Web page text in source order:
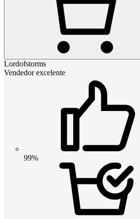
Lordofstorms
Vendedor excelente
99%